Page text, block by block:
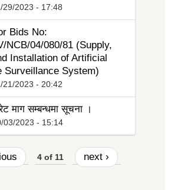
29/2023 - 17:48
Bids No:
NCB/04/080/81 (Supply,
Installation of Artificial
Surveillance System)
21/2023 - 20:42
माग सम्बन्धमा सूचना ।
03/2023 - 15:14
4 of 11 next ›